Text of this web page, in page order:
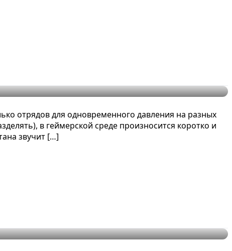
отрядов для одновременного давления на разных
в геймерской среде произносится коротко и
звучит […]